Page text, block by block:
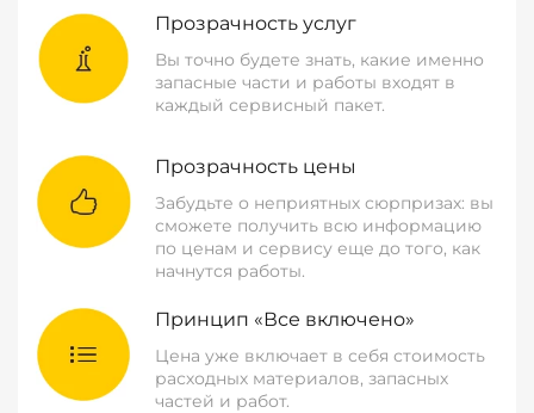
Прозрачность услуг
Вы точно будете знать, какие именно
запасные части и работы входят в
каждый сервисный пакет.
Прозрачность цены
Забудьте о неприятных сюрпризах: вы
сможете получить всю информацию
по ценам и сервису еще до того, как
начнутся работы.
Принцип «Все включено»
Цена уже включает в себя стоимость
расходных материалов, запасных
частей и работ.